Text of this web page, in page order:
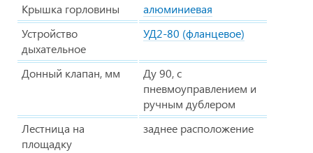
Крышка горловины
алюминиевая
Устройство
дыхательное
УД2-80 (фланцевое)
Донный клапан, мм
Ду 90, с
пневмоуправлением и
ручным дублером
Лестница на
площадку
заднее расположение